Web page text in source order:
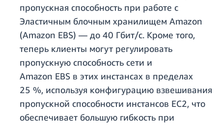
пропускная способность при работе с
Эластичным блочным хранилищем Amazon
(Amazon EBS) — до 40 Гбит/с. Кроме того,
теперь клиенты могут регулировать
пропускную способность сети и
Amazon EBS в этих инстансах в пределах
25 %, используя конфигурацию взвешивания
пропускной способности инстансов EC2, что
обеспечивает большую гибкость при